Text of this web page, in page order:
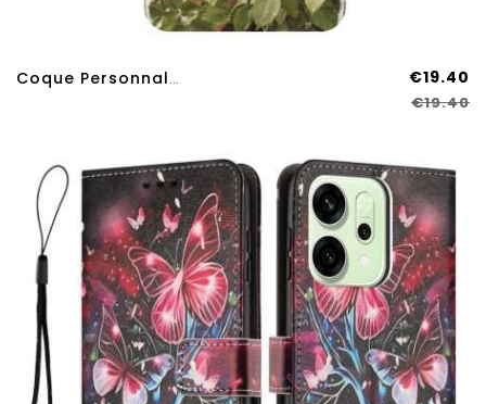
Coque Personnalisée Oppo Reno 14 Pro 5G €19.40
€19.40